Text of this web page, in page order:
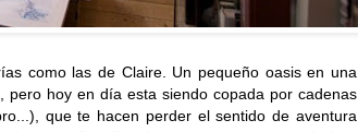
como las de Claire. Un pequeño oasis en una
hoy en día esta siendo copada por cadenas
que te hacen perder el sentido de aventura